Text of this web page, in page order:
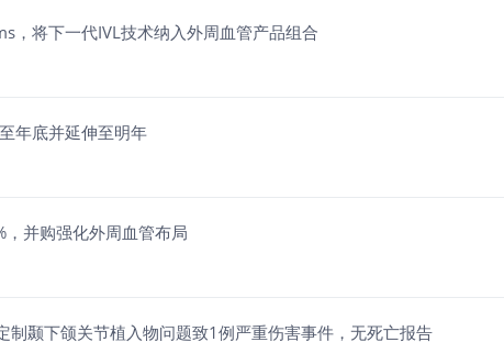
，将下一代IVL技术纳入外周血管产品组合
年底并延伸至明年
并购强化外周血管布局
颞下颌关节植入物问题致1例严重伤害事件，无死亡报告